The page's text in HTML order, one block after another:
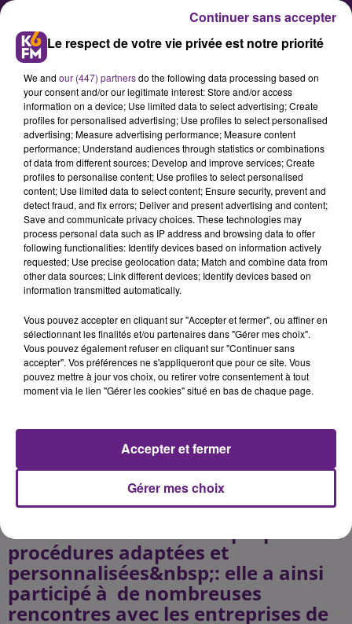
Les douaniers bourguignons
dressent leur bilan pour 2014
En ce debut d'année 2015, la
Direction Régionale des Douanes et
Droits Indirects de Bourgogne a
dressé son bilan d'activité pour
bourguignons.
&nbsp;
"La douane simplifie ses
entreprises
La direction régionale des douanes
et droits indirects de Bourgogne est
à l'écoute des entreprises, répond
à leurs attentes et leur propose des
procédures adaptées et
personnalisées&nbsp;: elle a ainsi
participé à de nombreuses
rencontres avec les entreprises de
Le respect de votre vie privée est notre priorité
We and our (447) partnersdo the following data processing based on
your consent and/or our legitimate interest: Store and/or access
information on a device; Use limited data to select advertising; Create
profiles for personalised advertising; Use profiles to select personalised
advertising; Measure advertising performance; Measure content
performance; Understand audiences through statistics or combinations
of data from different sources; Develop and improve services; Create
profiles to personalise content; Use profiles to select personalised
content; Use limited data to select content; Ensure security, prevent and
detect fraud, and fix errors; Deliver and present advertising and content;
Save and communicate privacy choices. These technologies may
process personal data such as IP address and browsing data to offer
following functionalities: Identify devices based on information actively
requested; Use precise geolocation data; Match and combine data from
other data sources; Link different devices; Identify devices based on
information transmitted automatically.
Vous pouvez accepter en cliquant sur "Accepter et fermer", ou affiner en
sélectionnant les finalités et/ou partenaires dans "Gérer mes choix".
Vous pouvez également refuser en cliquant sur "Continuer sans
accepter". Vos préférences ne s'appliqueront que pour ce site. Vous
pouvez mettre à jour vos choix, ou retirer votre consentement à tout
moment via le lien "Gérer les cookies" situé en bas de chaque page.
Gérer mes choix
Accepter et fermer
Continuer sans accepter